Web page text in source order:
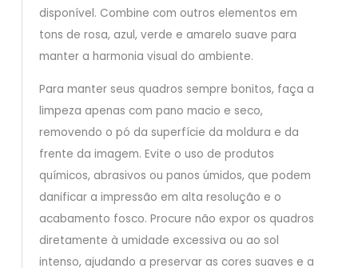
disponível. Combine com outros elementos em
tons de rosa, azul, verde e amarelo suave para
manter a harmonia visual do ambiente.
Para manter seus quadros sempre bonitos, faça a
limpeza apenas com pano macio e seco,
removendo o pó da superfície da moldura e da
frente da imagem. Evite o uso de produtos
químicos, abrasivos ou panos úmidos, que podem
danificar a impressão em alta resolução e o
acabamento fosco. Procure não expor os quadros
diretamente à umidade excessiva ou ao sol
intenso, ajudando a preservar as cores suaves e a